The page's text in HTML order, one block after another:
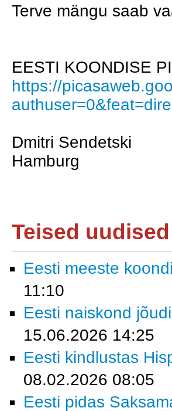
Terve mängu saab
EESTI KOONDISE
https://
Dmitri Sendetski
Hamburg
Teised uudised
Eesti meeste
11:10
Eesti naiskond
15.06.2026 14:25
Eesti kindlustas
08.02.2026 08:05
Eesti pidas